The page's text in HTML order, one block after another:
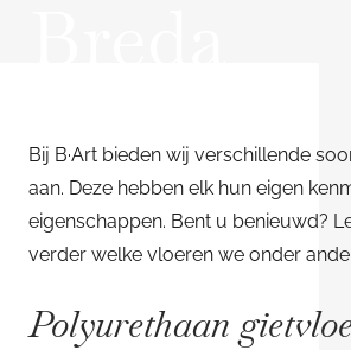
Bij B·Art bieden wij verschillende
aan. Deze hebben elk hun eigen
eigenschappen. Bent u benieuwd?
verder welke vloeren we onder
Polyurethaan